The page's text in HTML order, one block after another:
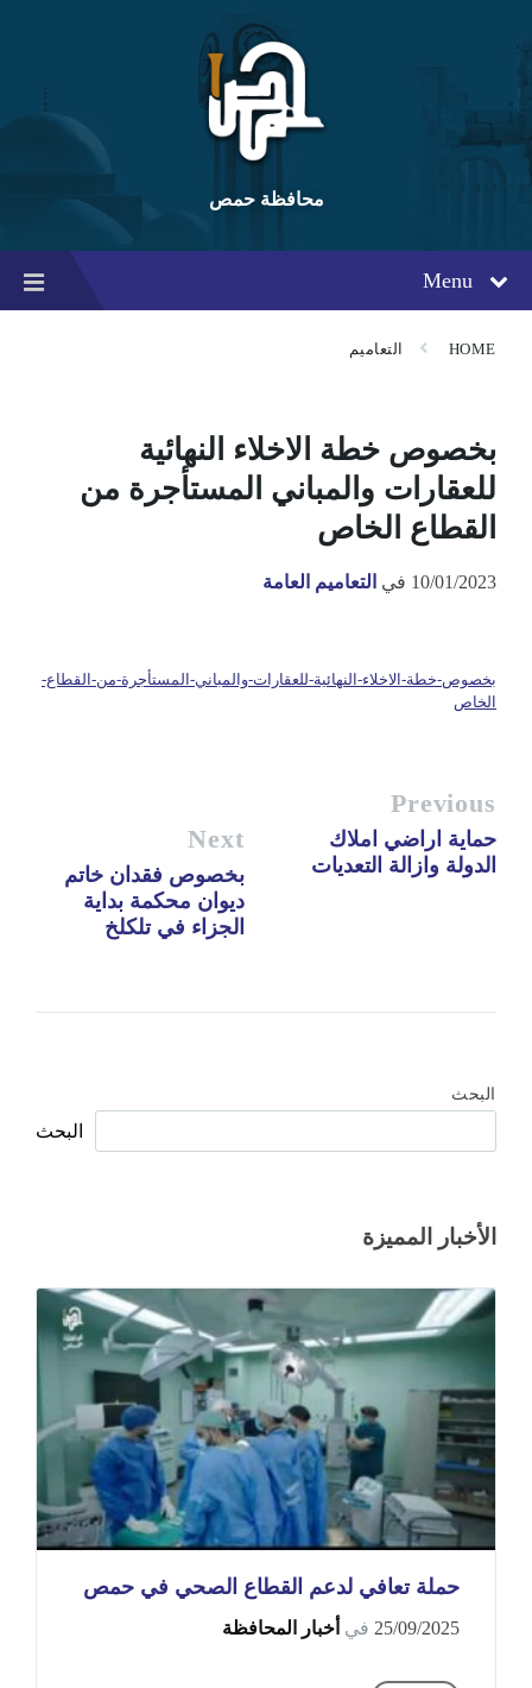
content
main
navigation
footer
محافظة حمص
Menu
HOME التعاميم
بخصوص خطة الاخلاء النهائية
للعقارات والمباني المستأجرة من
القطاع الخاص
10/01/2023 في التعاميم العامة
بخصوص-خطة-الاخلاء-النهائية-للعقارات-والمباني-المستأجرة-من-القطاع-
الخاص
Previous
حماية اراضي املاك
الدولة وازالة التعديات
Next
بخصوص فقدان خاتم
ديوان محكمة بداية
الجزاء في تلكلخ
البحث
البحث
الأخبار المميزة
حملة تعافي لدعم القطاع الصحي في حمص
25/09/2025 في أخبار المحافظة